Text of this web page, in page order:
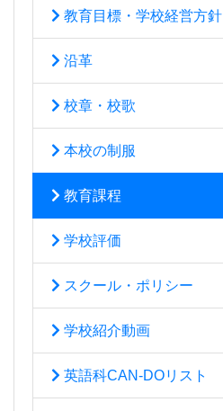
教育目標・学校経営方針
沿革
校章・校歌
本校の制服
教育課程
学校評価
スクール・ポリシー
学校紹介動画
英語科CAN-DOリスト